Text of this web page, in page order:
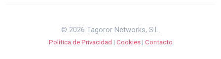
© 2026 Tagoror Networks, S.L.
Política de Privacidad | Cookies| Contacto